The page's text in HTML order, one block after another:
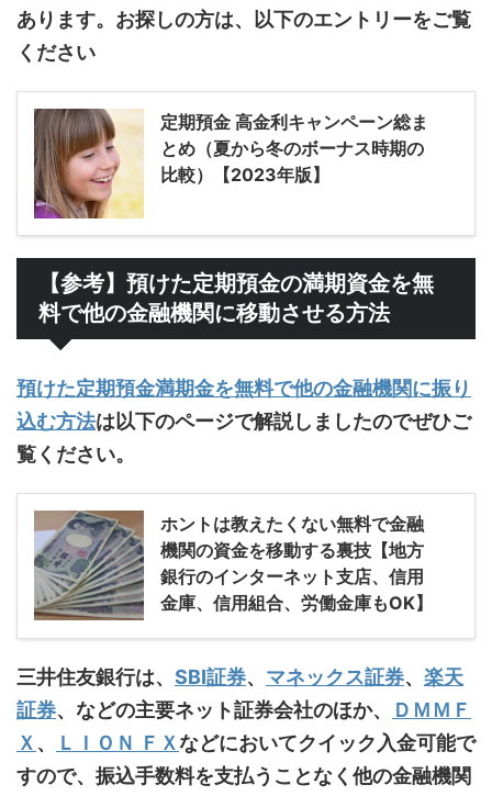
あります。お探しの方は、以下のエントリーをご覧
ください
定期預金 高金利キャンペーン総ま
とめ（夏から冬のボーナス時期の
比較）【2023年版】
【参考】預けた定期預金の満期資金を無
料で他の金融機関に移動させる方法
預けた定期預金満期金を無料で他の金融機関に振り
込む方法は以下のページで解説しましたのでぜひご
覧ください。
ホントは教えたくない無料で金融
機関の資金を移動する裏技【地方
銀行のインターネット支店、信用
金庫、信用組合、労働金庫もOK】
三井住友銀行は、 SBI証券、 マネックス証券、 楽天
証券、などの主要ネット証券会社のほか、
ＤＭＭＦ
Ｘ 、 ＬＩＯＮ ＦＸなどにおいてクイック入金可能で
すので、振込手数料を支払うことなく他の金融機関